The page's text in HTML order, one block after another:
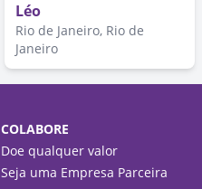
Léo
Rio de Janeiro, Rio de
Janeiro
COLABORE
Doe qualquer valor
Seja uma Empresa Parceira